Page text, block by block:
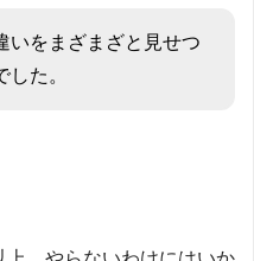
いをまざまざと見せつ
た。